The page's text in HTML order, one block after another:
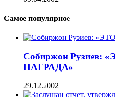
Самое популярное
Собиржон
НАГРАДА»
29.12.2002